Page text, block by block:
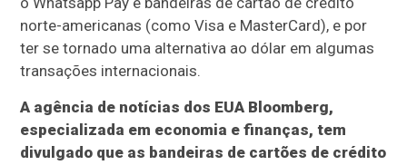
norte-americanas (como Visa e MasterCard), e por
ter se tornado uma alternativa ao dólar em algumas
transações internacionais.
A agência de notícias dos EUA Bloomberg,
especializada em economia e finanças, tem
divulgado que as bandeiras de cartões de crédito